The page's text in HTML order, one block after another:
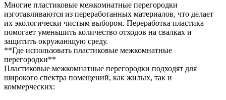
Многие пластиковые межкомнатные перегородки
изготавливаются из переработанных материалов, что делает
их экологически чистым выбором. Переработка пластика
помогает уменьшить количество отходов на свалках и
защитить окружающую среду.
**Где использовать пластиковые межкомнатные
перегородки**
Пластиковые межкомнатные перегородки подходят для
широкого спектра помещений, как жилых, так и
коммерческих: